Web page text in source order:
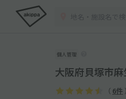
個人管理
大阪府貝塚市
（ 6件 ）